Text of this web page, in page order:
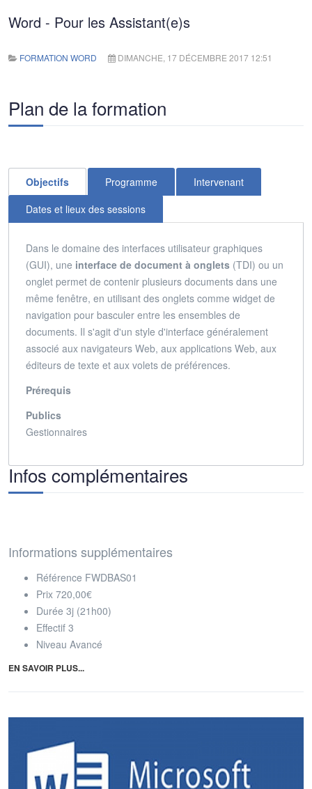
Word - Pour les Assistant(e)s
FORMATION WORD DIMANCHE, 17 DÉCEMBRE 2017 12:51
Plan de la formation
Objectifs Programme
Intervenant
Dates et lieux des sessions
Dans le domaine des interfaces utilisateur graphiques
(GUI), une interface de document à onglets (TDI) ou un
onglet permet de contenir plusieurs documents dans une
même fenêtre, en utilisant des onglets comme widget de
navigation pour basculer entre les ensembles de
documents. Il s'agit d'un style d'interface généralement
associé aux navigateurs Web, aux applications Web, aux
éditeurs de texte et aux volets de préférences.
Prérequis
Publics
Gestionnaires
Infos complémentaires
Informations supplémentaires
Référence FWDBAS01
Prix 720,00€
Durée 3j (21h00)
Effectif 3
Niveau Avancé
EN SAVOIR PLUS...